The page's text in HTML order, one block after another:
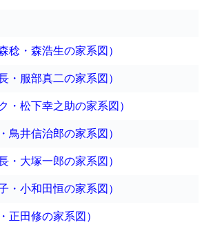
稔・森浩生の家系図）
・服部真二の家系図）
・松下幸之助の家系図）
鳥井信治郎の家系図）
・大塚一郎の家系図）
・小和田恒の家系図）
正田修の家系図）